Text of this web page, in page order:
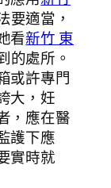
要適當，
看新竹 東
的處所。
或許專門
大，妊
，應在醫
護下應
實時就